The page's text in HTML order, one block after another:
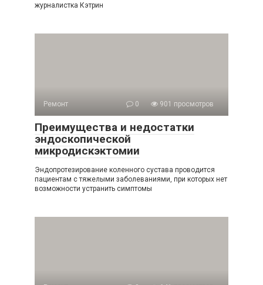
журналистка Кэтрин
Ремонт 0 901 просмотров
Преимущества и недостатки
эндоскопической
микродискэктомии
Эндопротезирование коленного сустава проводится
пациентам с тяжелыми заболеваниями, при которых нет
возможности устранить симптомы